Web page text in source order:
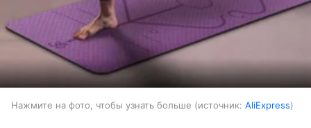
Нажмите на фото, чтобы узнать больше источник: AliExpress